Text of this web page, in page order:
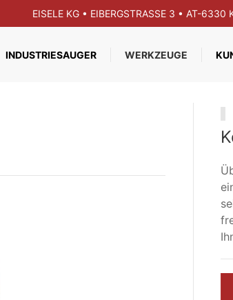
EISELE KG • EIBERGSTRASSE 3 • AT-6330
INDUSTRIESAUGER WERKZEUGE